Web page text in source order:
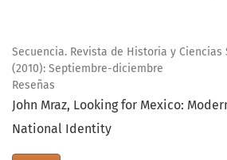
Secuencia. Revista de Historia y Ciencias
(2010): Septiembre-diciembre
Reseñas
John Mraz, Looking for Mexico:
National Identity